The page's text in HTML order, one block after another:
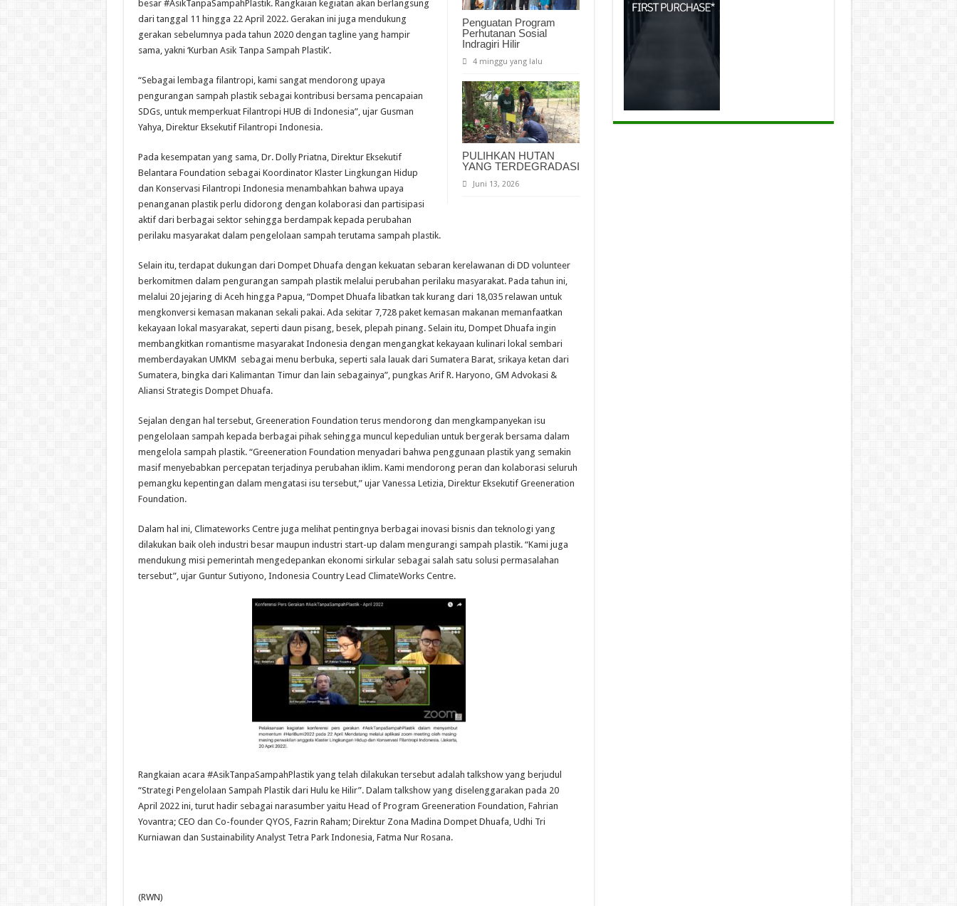
Penguatan Program
Perhutanan Sosial
Indragiri Hilir
4 minggu yang lalu
PULIHKAN HUTAN
YANG TERDEGRADASI
Juni 13, 2026
besar #AsikTanpaSampahPlastik. Rangkaian kegiatan akan berlangsung
dari tanggal 11 hingga 22 April 2022. Gerakan ini juga mendukung
gerakan sebelumnya pada tahun 2020 dengan tagline yang hampir
sama, yakni ‘Kurban Asik Tanpa Sampah Plastik’.
“Sebagai lembaga filantropi, kami sangat mendorong upaya
pengurangan sampah plastik sebagai kontribusi bersama pencapaian
SDGs, untuk memperkuat Filantropi HUB di Indonesia”, ujar Gusman
Yahya, Direktur Eksekutif Filantropi Indonesia.
Pada kesempatan yang sama, Dr. Dolly Priatna, Direktur Eksekutif
Belantara Foundation sebagai Koordinator Klaster Lingkungan Hidup
dan Konservasi Filantropi Indonesia menambahkan bahwa upaya
penanganan plastik perlu didorong dengan kolaborasi dan partisipasi
aktif dari berbagai sektor sehingga berdampak kepada perubahan
perilaku masyarakat dalam pengelolaan sampah terutama sampah plastik.
Selain itu, terdapat dukungan dari Dompet Dhuafa dengan kekuatan sebaran kerelawanan di DD volunteer
berkomitmen dalam pengurangan sampah plastik melalui perubahan perilaku masyarakat. Pada tahun ini,
melalui 20 jejaring di Aceh hingga Papua, “Dompet Dhuafa libatkan tak kurang dari 18,035 relawan untuk
mengkonversi kemasan makanan sekali pakai. Ada sekitar 7,728 paket kemasan makanan memanfaatkan
kekayaan lokal masyarakat, seperti daun pisang, besek, plepah pinang. Selain itu, Dompet Dhuafa ingin
membangkitkan romantisme masyarakat Indonesia dengan mengangkat kekayaan kulinari lokal sembari
memberdayakan UMKM sebagai menu berbuka, seperti sala lauak dari Sumatera Barat, srikaya ketan dari
Sumatera, bingka dari Kalimantan Timur dan lain sebagainya”, pungkas Arif R. Haryono, GM Advokasi &
Aliansi Strategis Dompet Dhuafa.
Sejalan dengan hal tersebut, Greeneration Foundation terus mendorong dan mengkampanyekan isu
pengelolaan sampah kepada berbagai pihak sehingga muncul kepedulian untuk bergerak bersama dalam
mengelola sampah plastik. “Greeneration Foundation menyadari bahwa penggunaan plastik yang semakin
masif menyebabkan percepatan terjadinya perubahan iklim. Kami mendorong peran dan kolaborasi seluruh
pemangku kepentingan dalam mengatasi isu tersebut,” ujar Vanessa Letizia, Direktur Eksekutif Greeneration
Foundation.
Dalam hal ini, Climateworks Centre juga melihat pentingnya berbagai inovasi bisnis dan teknologi yang
dilakukan baik oleh industri besar maupun industri start-up dalam mengurangi sampah plastik. “Kami juga
mendukung misi pemerintah mengedepankan ekonomi sirkular sebagai salah satu solusi permasalahan
tersebut”, ujar Guntur Sutiyono, Indonesia Country Lead ClimateWorks Centre.
Rangkaian acara #AsikTanpaSampahPlastik yang telah dilakukan tersebut adalah talkshow yang berjudul
“Strategi Pengelolaan Sampah Plastik dari Hulu ke Hilir”. Dalam talkshow yang diselenggarakan pada 20
April 2022 ini, turut hadir sebagai narasumber yaitu Head of Program Greeneration Foundation, Fahrian
Yovantra; CEO dan Co-founder QYOS, Fazrin Raham; Direktur Zona Madina Dompet Dhuafa, Udhi Tri
Kurniawan dan Sustainability Analyst Tetra Park Indonesia, Fatma Nur Rosana.
(RWN)